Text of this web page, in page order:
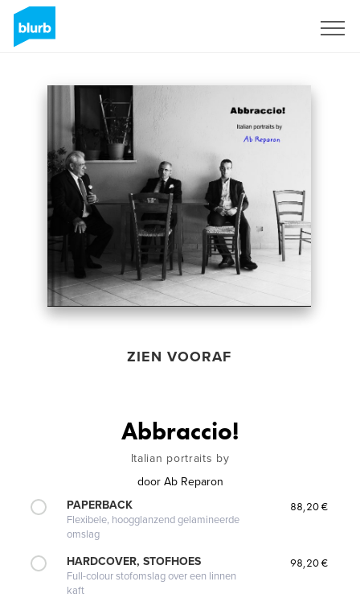
ZIEN VOORAF
Abbraccio!
Italian portraits by
door Ab Reparon
PAPERBACK
Flexibele, hoogglanzend gelamineerde
omslag
88,20 €
HARDCOVER, STOFHOES
Full-colour stofomslag over een linnen
kaft
98,20 €